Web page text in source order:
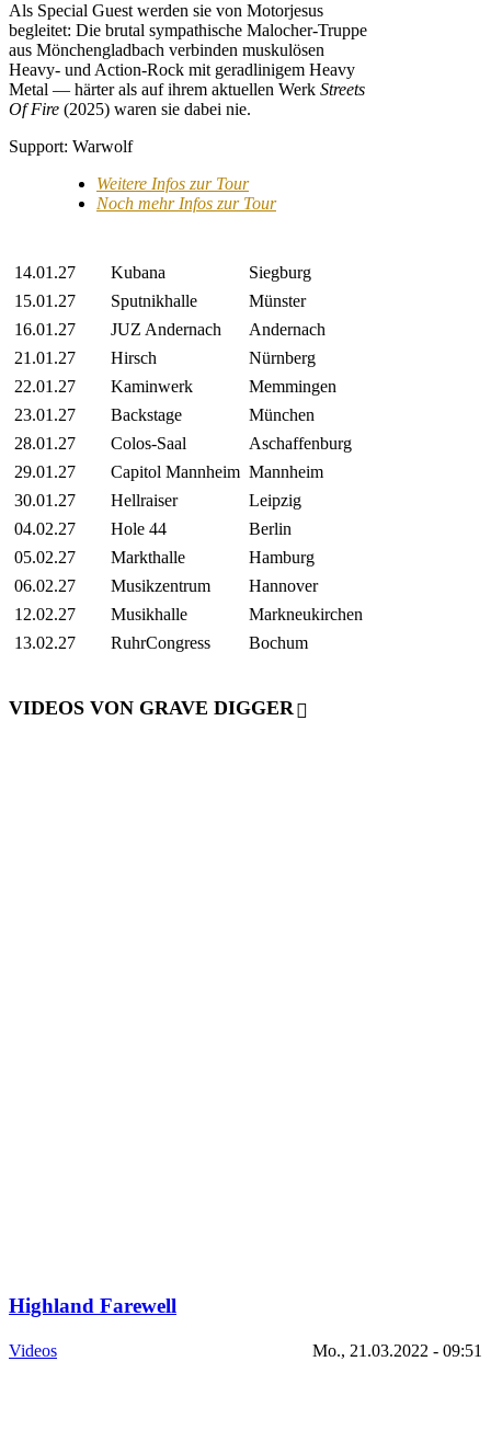
Als Special Guest werden sie von Motorjesus
begleitet: Die brutal sympathische Malocher-Truppe
aus Mönchengladbach verbinden muskulösen
Heavy- und Action-Rock mit geradlinigem Heavy
Metal — härter als auf ihrem aktuellen Werk Streets
Of Fire (2025) waren sie dabei nie.
Support: Warwolf
Weitere Infos zur Tour
Noch mehr Infos zur Tour
14.01.27 Kubana
Siegburg
15.01.27
Sputnikhalle
Münster
16.01.27
JUZ Andernach
Andernach
21.01.27
Hirsch
Nürnberg
22.01.27
Kaminwerk
Memmingen
23.01.27
Backstage
München
28.01.27
Colos-Saal
Aschaffenburg
29.01.27
Capitol Mannheim Mannheim
30.01.27
Hellraiser
Leipzig
04.02.27
Hole 44
Berlin
05.02.27
Markthalle
Hamburg
06.02.27
Musikzentrum
Hannover
12.02.27
Musikhalle
Markneukirchen
13.02.27
RuhrCongress Bochum
VIDEOS VON GRAVE DIGGER
Highland Farewell
Videos Mo., 21.03.2022 - 09:51